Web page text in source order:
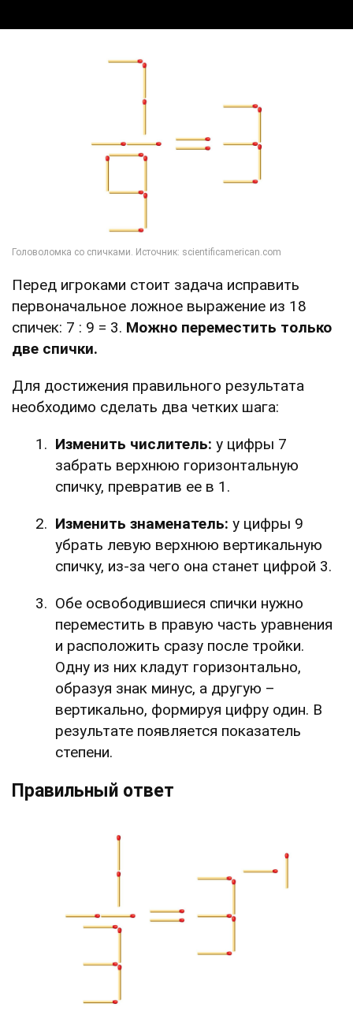
Перед игроками стоит задача исправить
первоначальное ложное выражение из 18
спичек: 7 : 9 = 3. Можно переместить только
две спички.
Для достижения правильного результата
необходимо сделать два четких шага:
Изменить числитель: у цифры 7
забрать верхнюю горизонтальную
спичку, превратив ее в 1.
Изменить знаменатель: у цифры 9
убрать левую верхнюю вертикальную
спичку, из-за чего она станет цифрой 3.
Обе освободившиеся спички нужно
переместить в правую часть уравнения
и расположить сразу после тройки.
Одну из них кладут горизонтально,
образуя знак минус, а другую –
вертикально, формируя цифру один. В
результате появляется показатель
степени.
Правильный ответ